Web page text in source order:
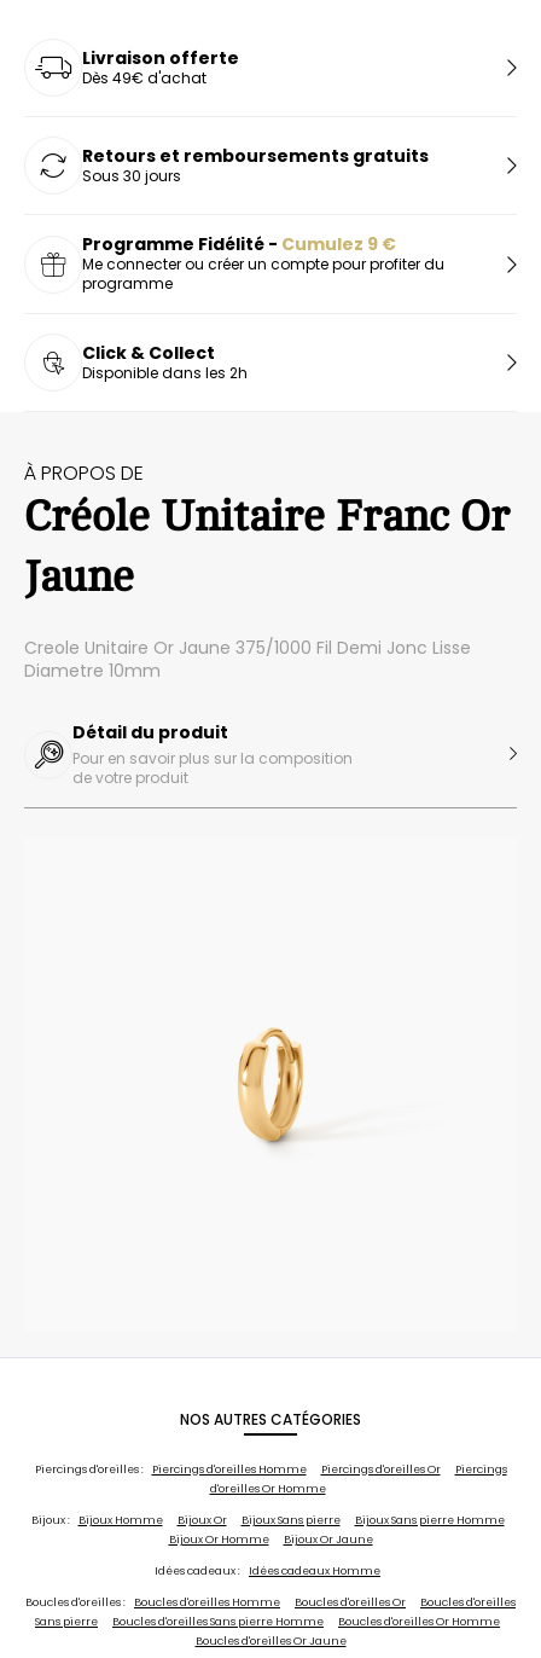
Livraison offerte
Dès 49€ d'achat
Retours et remboursements gratuits
Sous 30 jours
Programme Fidélité - Cumulez 9 €
Me connecter ou créer un compte pour profiter du
programme
Click & Collect
Disponible dans les 2h
À PROPOS DE
Créole Unitaire Franc Or
Jaune
Creole Unitaire Or Jaune 375/1000 Fil Demi Jonc Lisse
Diametre 10mm
Détail du produit
Pour en savoir plus sur la composition
de votre produit
NOS AUTRES CATÉGORIES
Piercings d'oreilles : Piercings d'oreilles Homme Piercings d'oreilles Or
Piercings
d'oreilles Or Homme
Bijoux : Bijoux Homme Bijoux Or Bijoux Sans pierre
Bijoux Sans pierre Homme
Bijoux Or Homme
Bijoux Or Jaune
Idées cadeaux : Idées cadeaux Homme
Boucles d'oreilles : Boucles d'oreilles Homme Boucles d'oreilles Or
Boucles d'oreilles
Sans pierre
Boucles d'oreilles Sans pierre Homme
Boucles d'oreilles Or Homme
Boucles d'oreilles Or Jaune